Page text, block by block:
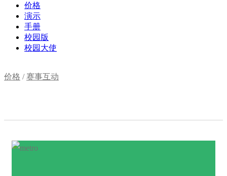
价格
演示
手册
校园版
校园大使
价格 /赛事互动